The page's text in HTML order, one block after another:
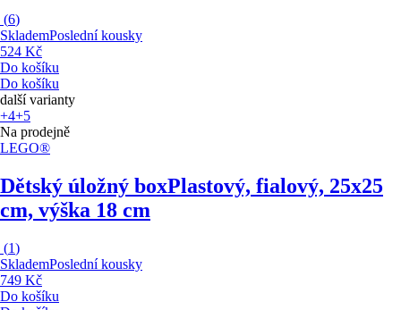
(6)
SklademPoslední kousky
524 Kč
Do košíku
Do košíku
další varianty
+4+5
Na prodejně
LEGO®
Dětský úložný boxPlastový, fialový, 25x25
cm, výška 18 cm
(1)
SklademPoslední kousky
749 Kč
Do košíku